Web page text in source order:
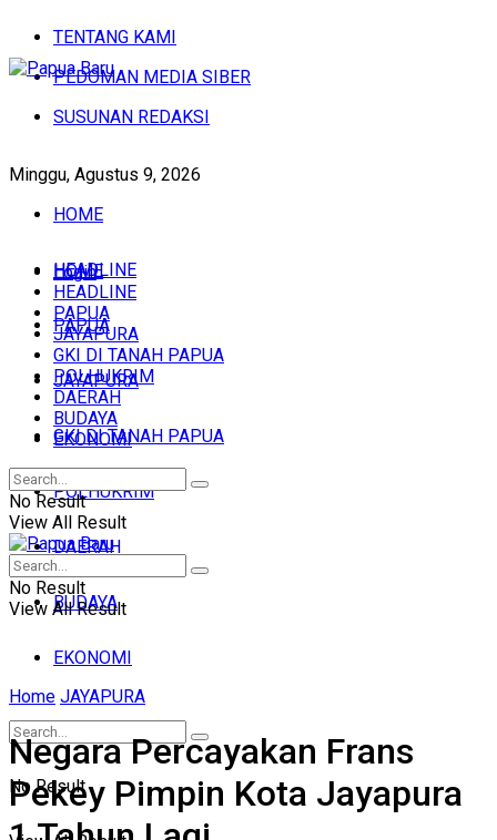
TENTANG KAMI
PEDOMAN MEDIA SIBER
SUSUNAN REDAKSI
Minggu, Agustus 9, 2026
Login
HOME
HEADLINE
PAPUA
JAYAPURA
GKI DI TANAH PAPUA
POLHUKRIM
DAERAH
BUDAYA
EKONOMI
No Result
HOME
HEADLINE
PAPUA
JAYAPURA
GKI DI TANAH PAPUA
POLHUKRIM
DAERAH
BUDAYA
EKONOMI
No Result
View All Result
No Result
View All Result
Home JAYAPURA
Negara Percayakan Frans
Pekey Pimpin Kota Jayapura